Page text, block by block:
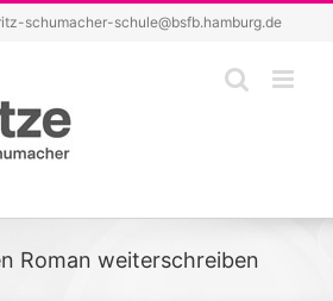
schumacher-schule@bsfb.hamburg.de
Roman weiterschreiben